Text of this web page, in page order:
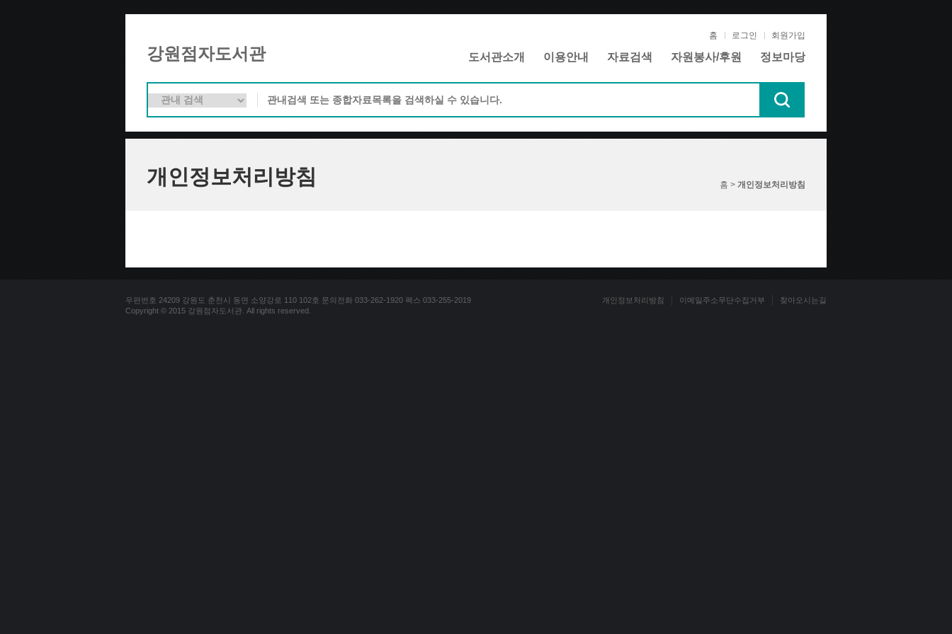
강원점자도서관
홈 로그인 회원가입
도서관소개 이용안내 자료검색 자원봉사/후원 정보마당
개인정보처리방침 홈 > 개인정보처리방침
우편번호 24209 강원도 춘천시 동면 소양강로 110 102호 문의전화 033-262-1920 팩스 033-255-2019
Copyright © 2015 강원점자도서관. All rights reserved.
개인정보처리방침 이메일주소무단수집거부 찾아오시는길